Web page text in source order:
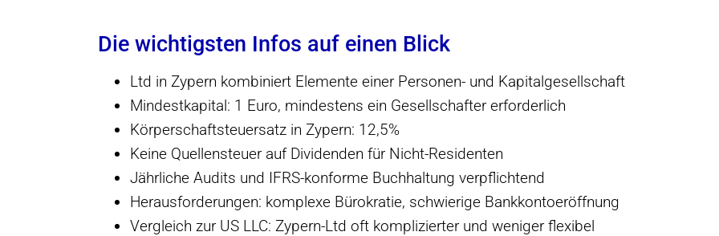
Die wichtigsten Infos auf einen Blick
Ltd in Zypern kombiniert Elemente einer Personen- und Kapitalgesellschaft
Mindestkapital: 1 Euro, mindestens ein Gesellschafter erforderlich
Körperschaftsteuersatz in Zypern: 12,5%
Keine Quellensteuer auf Dividenden für Nicht-Residenten
Jährliche Audits und IFRS-konforme Buchhaltung verpflichtend
Herausforderungen: komplexe Bürokratie, schwierige Bankkontoeröffnung
Vergleich zur US LLC: Zypern-Ltd oft komplizierter und weniger flexibel